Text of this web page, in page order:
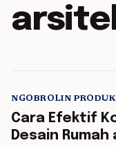
NGOBROLIN PRODUK
Cara Efektif
Desain